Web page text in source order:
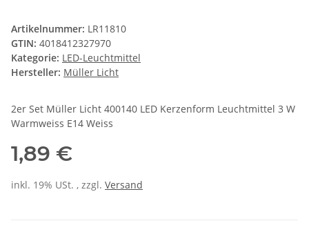
Artikelnummer: LR11810
GTIN: 4018412327970
Kategorie: LED-Leuchtmittel
Hersteller: Müller Licht
2er Set Müller Licht 400140 LED Kerzenform Leuchtmittel 3 W
Warmweiss E14 Weiss
1,89 €
inkl. 19% USt. , zzgl. Versand